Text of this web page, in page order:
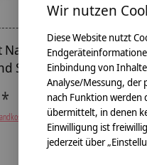
bestickt,
Stern
Wir nutzen
Diese Website nutzt
Einbindung von
Analyse/Messung, der
nach Funktion werden
übermittelt, in denen
Einwilligung ist
jederzeit über